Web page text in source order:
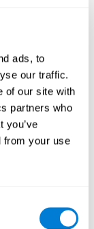
ads, to
our traffic.
of our site with
partners who
you’ve
from your use